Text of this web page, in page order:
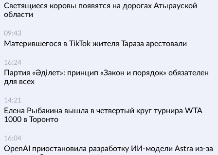
Светящиеся коровы появятся на дорогах Атырауской
области
09:43
Матерившегося в TikTok жителя Тараза арестовали
16:24
Партия «Әділет»: принцип «Закон и порядок» обязателен
для всех
14:21
Елена Рыбакина вышла в четвертый круг турнира WTA
1000 в Торонто
16:04
OpenAI приостановила разработку ИИ-модели Astra из-за